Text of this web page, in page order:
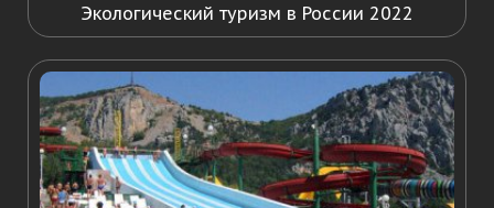
Экологический туризм в России 2022